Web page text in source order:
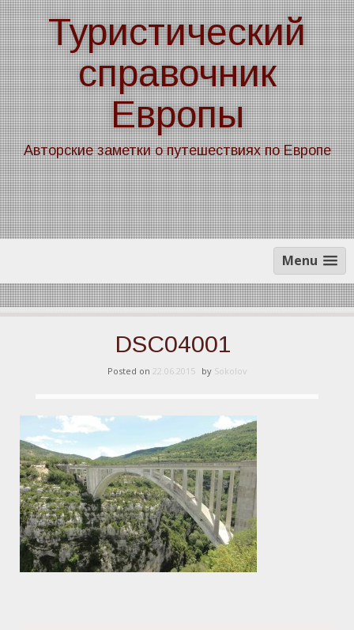
Skip
to
content
Туристический
справочник
Европы
Авторские заметки о путешествиях по Европе
Menu
DSC04001
Posted on 22.06.2015 by Sokolov